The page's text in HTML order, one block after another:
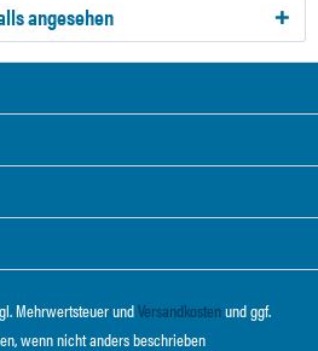
angesehen
Mehrwertsteuer undVersandkostenund ggf.
wenn nicht anders beschrieben